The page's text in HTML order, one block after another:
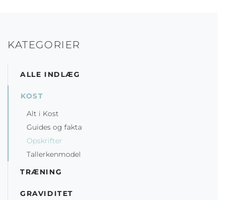
KATEGORIER
ALLE INDLÆG
KOST
Alt i Kost
Guides og fakta
Opskrifter
Tallerkenmodel
TRÆNING
GRAVIDITET